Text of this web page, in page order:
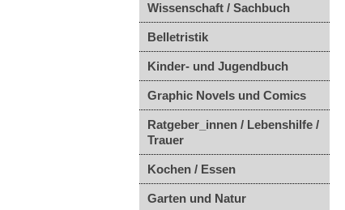
Wissenschaft / Sachbuch
Belletristik
Kinder- und Jugendbuch
Graphic Novels und Comics
Ratgeber_innen / Lebenshilfe /
Trauer
Kochen / Essen
Garten und Natur